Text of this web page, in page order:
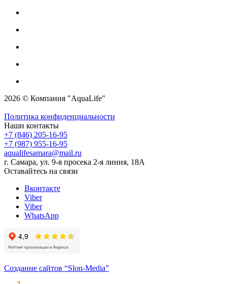
2026 © Компания "AquaLife"
Политика конфиденциальности
Наши контакты
+7 (846) 205-16-95
+7 (987) 955-16-95
aqualifesamara@mail.ru
г. Самара, ул. 9-я просека 2-я линия, 18А
Оставайтесь на связи
Вконтакте
Viber
Viber
WhatsApp
Создание сайтов “Slon-Media”